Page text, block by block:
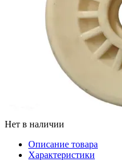
Нет в наличии
Описание товара
Характеристики